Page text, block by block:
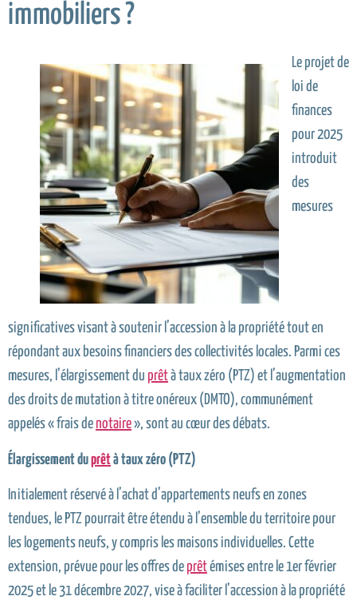
immobiliers ?
Le projet de
loi de
finances
pour 2025
introduit
des
mesures
significatives visant à soutenir l’accession à la propriété tout en
répondant aux besoins financiers des collectivités locales. Parmi ces
mesures, l’élargissement du prêtà taux zéro (PTZ) et l’augmentation
des droits de mutation à titre onéreux (DMTO), communément
appelés « frais de notaire», sont au cœur des débats.
Élargissement duprêtà taux zéro (PTZ)
Initialement réservé à l’achat d’appartements neufs en zones
tendues, le PTZ pourrait être étendu à l’ensemble du territoire pour
les logements neufs, y compris les maisons individuelles. Cette
extension, prévue pour les offres de prêtémises entre le 1er février
2025 et le 31 décembre 2027, vise à faciliter l’accession à la propriété